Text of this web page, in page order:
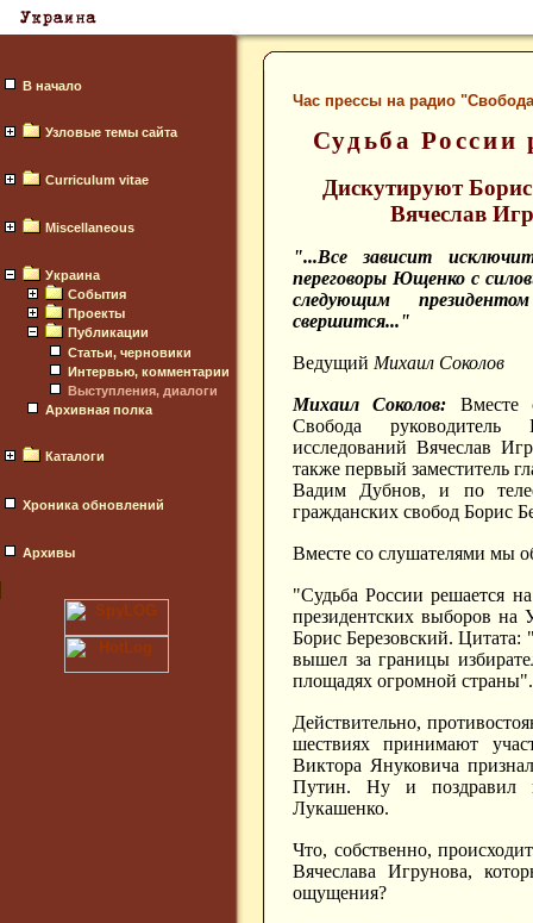
В начало
Узловые темы сайта
Curriculum vitae
Miscellaneous
Украина
События
Проекты
Публикации
Статьи, черновики
Интервью, комментарии
Выступления, диалоги
Архивная полка
Каталоги
Хроника обновлений
Архивы
Час прессы на радио
Судьба России
Дискутируют
Вячеслав
"...Все зависит
переговоры Ющенко с
следующим
свершится..."
Ведущий Михаил Соколов
Михаил Соколов: Вместе
Свобода руководитель
исследований Вячеслав
также первый заместитель
Вадим Дубнов, и по
гражданских свобод Борис
Вместе со слушателями мы
"Судьба России решается
президентских выборов на
Борис Березовский. Цитата:
вышел за границы
площадях огромной страны".
Действительно,
шествиях принимают
Виктора Януковича
Путин. Ну и поздравил
Лукашенко.
Что, собственно,
Вячеслава Игрунова,
ощущения?